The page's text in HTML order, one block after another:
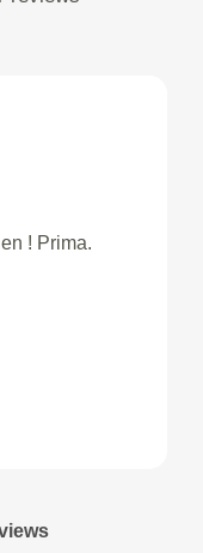
! Prima.